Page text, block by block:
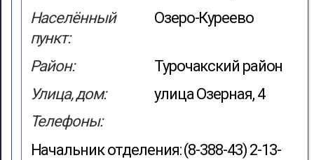
Населённый
пункт:
Озеро-Куреево
Район:
Турочакский район
Улица, дом:
улица Озерная, 4
Телефоны:
Начальник отделения: (8-388-43) 2-13-